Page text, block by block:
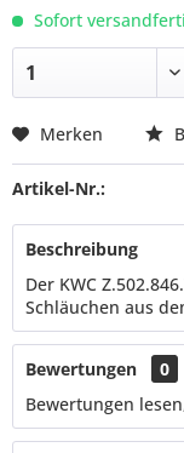
Sofort
Merken
Artikel-Nr.:
Beschreibung
Der KWC
Schläuchen aus
Bewertungen
0
Bewertungen